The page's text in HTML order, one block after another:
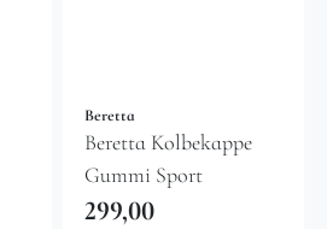
Beretta
Beretta Kolbekappe
Gummi Sport
299,00